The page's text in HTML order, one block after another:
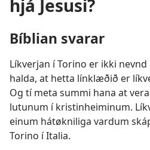
hjá Jesusi?
Bíblian svarar
Líkverjan í Torino er ikki
halda, at hetta línklæðið er
Og tí meta summi hana at
lutunum í kristinheiminum.
einum hátøkniliga vardum
Torino í Italia.